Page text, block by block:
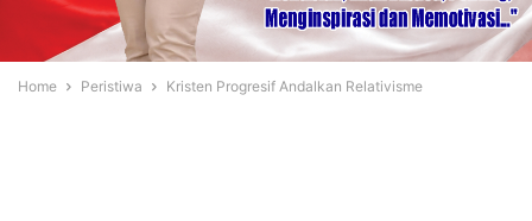
Home Peristiwa Kristen Progresif Andalkan Relativisme